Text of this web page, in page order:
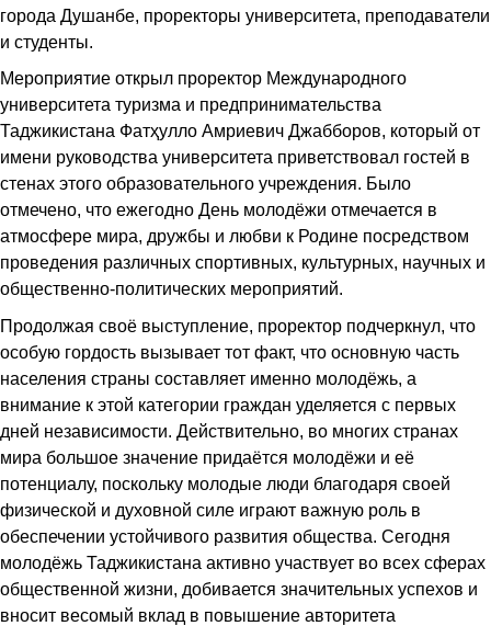
города Душанбе, проректоры университета, преподаватели
и студенты.
Мероприятие открыл проректор Международного
университета туризма и предпринимательства
Таджикистана Фатҳулло Амриевич Джабборов, который от
имени руководства университета приветствовал гостей в
стенах этого образовательного учреждения. Было
отмечено, что ежегодно День молодёжи отмечается в
атмосфере мира, дружбы и любви к Родине посредством
проведения различных спортивных, культурных, научных и
общественно-политических мероприятий.
Продолжая своё выступление, проректор подчеркнул, что
особую гордость вызывает тот факт, что основную часть
населения страны составляет именно молодёжь, а
внимание к этой категории граждан уделяется с первых
дней независимости. Действительно, во многих странах
мира большое значение придаётся молодёжи и её
потенциалу, поскольку молодые люди благодаря своей
физической и духовной силе играют важную роль в
обеспечении устойчивого развития общества. Сегодня
молодёжь Таджикистана активно участвует во всех сферах
общественной жизни, добивается значительных успехов и
вносит весомый вклад в повышение авторитета